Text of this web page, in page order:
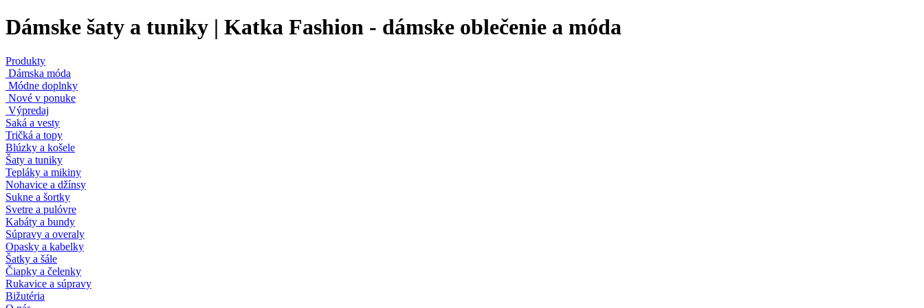
Dámske šaty a tuniky | Katka Fashion - dámske oblečenie a móda
Produkty
Dámska móda
Módne doplnky
Nové v ponuke
Výpredaj
Saká a vesty
Tričká a topy
Blúzky a košele
Šaty a tuniky
Tepláky a mikiny
Nohavice a džínsy
Sukne a šortky
Svetre a pulóvre
Kabáty a bundy
Súpravy a overaly
Opasky a kabelky
Šatky a šále
Čiapky a čelenky
Rukavice a súpravy
Bižutéria